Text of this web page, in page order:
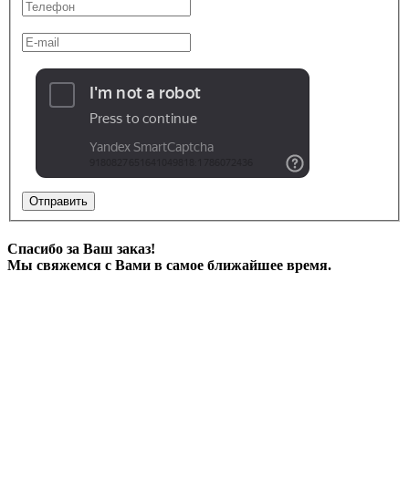
Отправить
Спасибо за Ваш заказ!
Мы свяжемся с Вами в самое ближайшее время.